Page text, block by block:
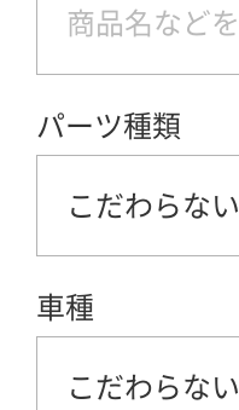
パーツ種類
こだわらない
車種
こだわらない